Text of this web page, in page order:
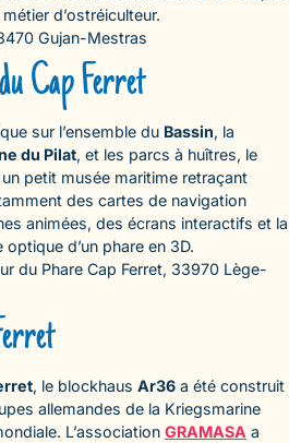
d’ostréiculteur.
Gujan-Mestras
Cap Ferret
sur l’ensemble du Bassin, la
du Pilat, et les parcs à huîtres, le
petit musée maritime retraçant
des cartes de navigation
animées, des écrans interactifs et la
d’un phare en 3D.
du Phare Cap Ferret, 33970 Lège-
, le blockhaus Ar36 a été construit
allemandes de la Kriegsmarine
L’association GRAMASA a